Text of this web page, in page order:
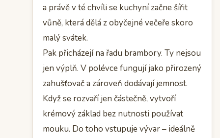
a právě v té chvíli se kuchyní začne šířit
vůně, která dělá z obyčejné večeře skoro
malý svátek.
Pak přicházejí na řadu brambory. Ty nejsou
jen výplň. V polévce fungují jako přirozený
zahušťovač a zároveň dodávají jemnost.
Když se rozvaří jen částečně, vytvoří
krémový základ bez nutnosti používat
mouku. Do toho vstupuje vývar – ideálně